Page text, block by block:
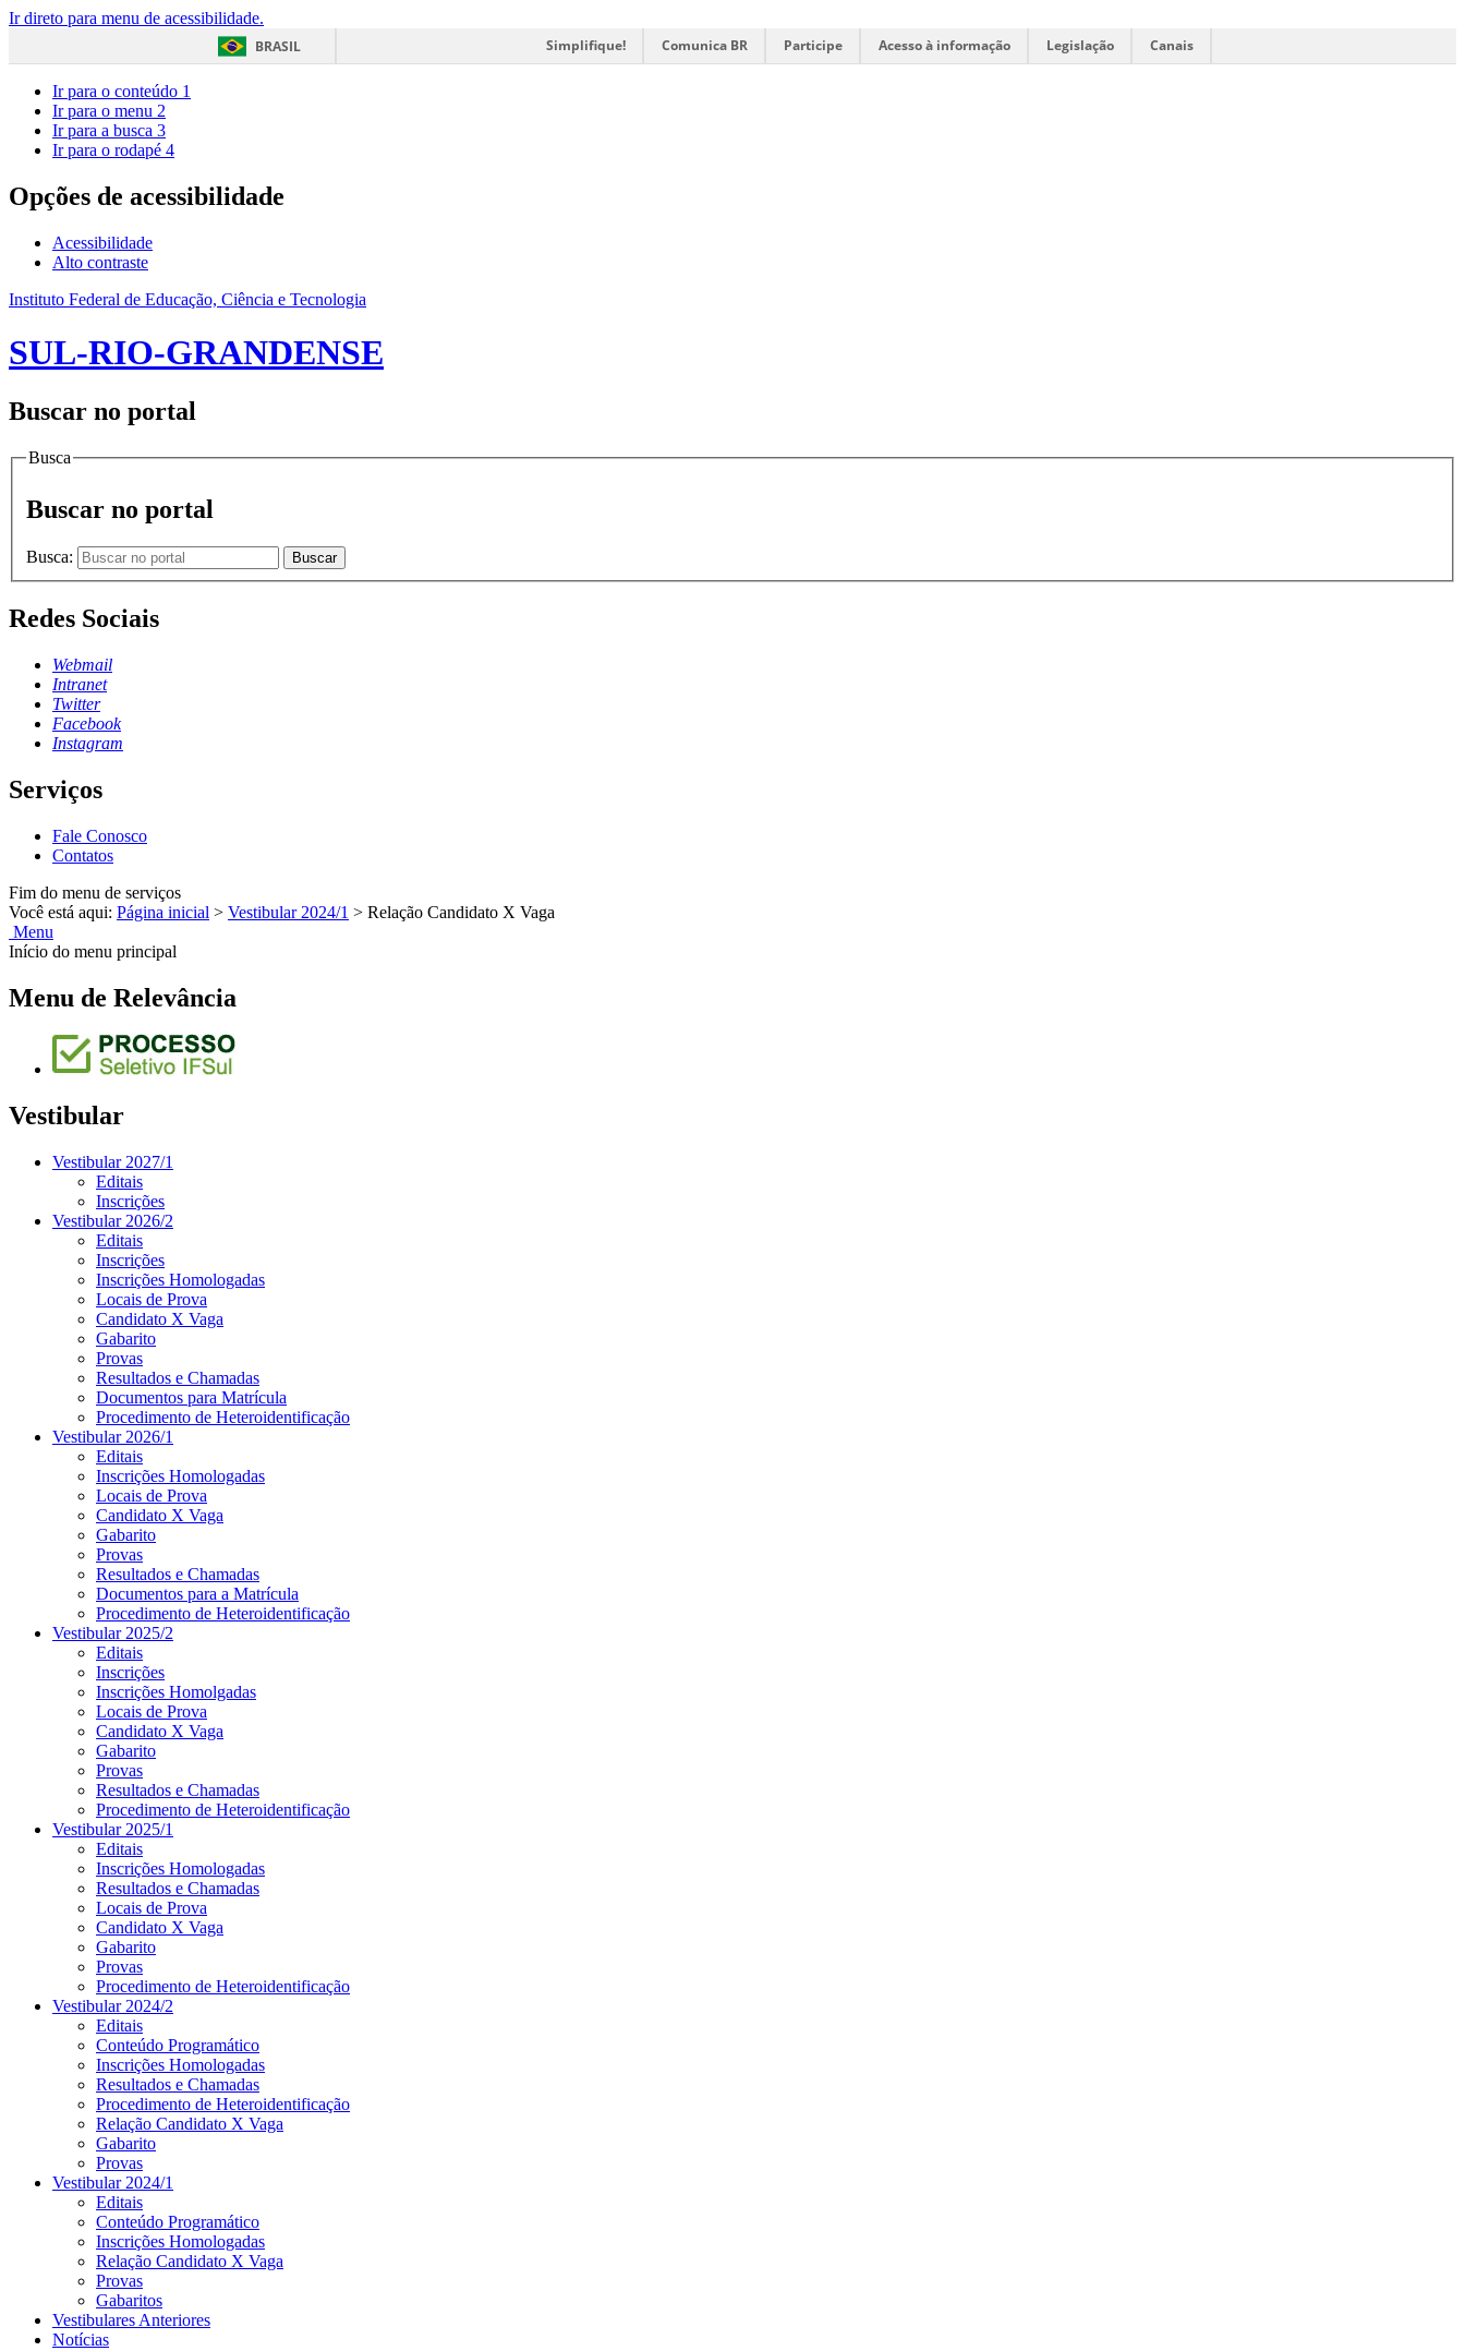
Ir direto para menu de acessibilidade.
BRASIL
Simplifique! Comunica BR Participe Acesso à informação Legislação Canais
Ir para o conteúdo 1
Ir para o menu 2
Ir para a busca 3
Ir para o rodapé 4
Opções de acessibilidade
Acessibilidade
Alto contraste
Instituto Federal de Educação, Ciência e Tecnologia
SUL-RIO-GRANDENSE
Buscar no portal
Busca
Buscar no portal
Busca: Buscar
Redes Sociais
Webmail
Intranet
Twitter
Facebook
Instagram
Serviços
Fale Conosco
Contatos
Fim do menu de serviços
Você está aqui: Página inicial > Vestibular 2024/1 > Relação Candidato X Vaga
Menu
Início do menu principal
Menu de Relevância
Vestibular
Vestibular 2027/1
Editais
Inscrições
Vestibular 2026/2
Editais
Inscrições
Inscrições Homologadas
Locais de Prova
Candidato X Vaga
Gabarito
Provas
Resultados e Chamadas
Documentos para Matrícula
Procedimento de Heteroidentificação
Vestibular 2026/1
Editais
Inscrições Homologadas
Locais de Prova
Candidato X Vaga
Gabarito
Provas
Resultados e Chamadas
Documentos para a Matrícula
Procedimento de Heteroidentificação
Vestibular 2025/2
Editais
Inscrições
Inscrições Homolgadas
Locais de Prova
Candidato X Vaga
Gabarito
Provas
Resultados e Chamadas
Procedimento de Heteroidentificação
Vestibular 2025/1
Editais
Inscrições Homologadas
Resultados e Chamadas
Locais de Prova
Candidato X Vaga
Gabarito
Provas
Procedimento de Heteroidentificação
Vestibular 2024/2
Editais
Conteúdo Programático
Inscrições Homologadas
Resultados e Chamadas
Procedimento de Heteroidentificação
Relação Candidato X Vaga
Gabarito
Provas
Vestibular 2024/1
Editais
Conteúdo Programático
Inscrições Homologadas
Relação Candidato X Vaga
Provas
Gabaritos
Vestibulares Anteriores
Notícias